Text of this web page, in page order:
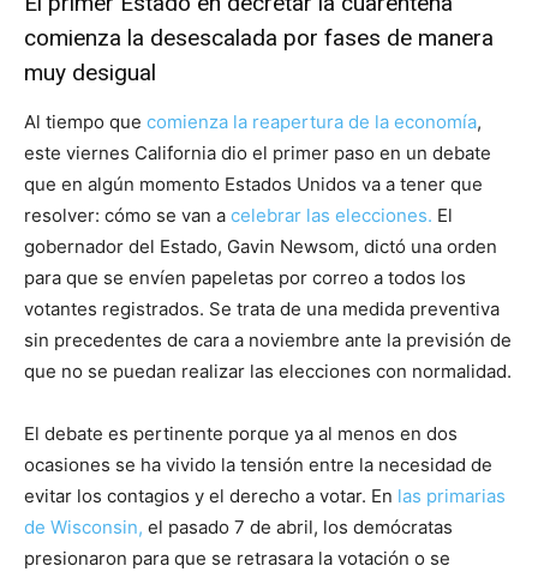
comienza la desescalada por fases de manera
muy desigual
Al tiempo que comienza la reapertura de la economía,
este viernes California dio el primer paso en un debate
que en algún momento Estados Unidos va a tener que
resolver: cómo se van a celebrar las elecciones. El
gobernador del Estado, Gavin Newsom, dictó una orden
para que se envíen papeletas por correo a todos los
votantes registrados. Se trata de una medida preventiva
sin precedentes de cara a noviembre ante la previsión de
que no se puedan realizar las elecciones con normalidad.
El debate es pertinente porque ya al menos en dos
ocasiones se ha vivido la tensión entre la necesidad de
evitar los contagios y el derecho a votar. En las primarias
de Wisconsin, el pasado 7 de abril, los demócratas
presionaron para que se retrasara la votación o se